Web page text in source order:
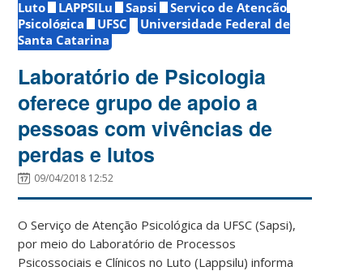
Luto LAPPSILu Sapsi
Serviço de Atenção
Psicológica
UFSC
Universidade Federal de
Santa Catarina
Laboratório de Psicologia
oferece grupo de apoio a
pessoas com vivências de
perdas e lutos
09/04/2018 12:52
O Serviço de Atenção Psicológica da UFSC (Sapsi),
por meio do Laboratório de Processos
Psicossociais e Clínicos no Luto (Lappsilu) informa